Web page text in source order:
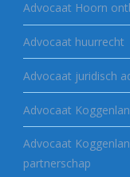
Advocaat Hoorn
Advocaat huurrecht
Advocaat juridisch
Advocaat
Advocaat
partnerschap